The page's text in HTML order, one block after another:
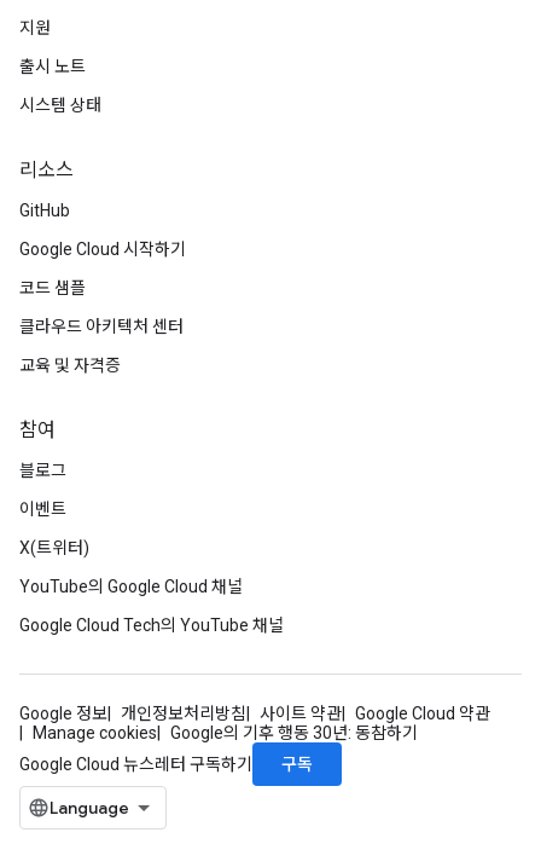
지원
출시 노트
시스템 상태
리소스
GitHub
Google Cloud 시작하기
코드 샘플
클라우드 아키텍처 센터
교육 및 자격증
참여
블로그
이벤트
X(트위터)
YouTube의 Google Cloud 채널
Google Cloud Tech의 YouTube 채널
Google 정보 개인정보처리방침 사이트 약관
Google Cloud 약관
Manage cookies
Google의 기후 행동 30년: 동참하기
Google Cloud 뉴스레터 구독하기
구독